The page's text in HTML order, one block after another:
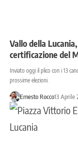
Vallo della
certificazione del
Inviato oggi il plico con i 13
prossime elezioni.
Ernesto Rocco13 Aprile